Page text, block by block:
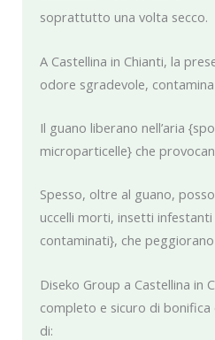
soprattutto una volta secco.
A Castellina in Chianti, la
odore sgradevole,
Il guano liberano nell’aria
microparticelle} che
Spesso, oltre al guano,
uccelli morti, insetti
contaminati}, che
Diseko Group a Castellina in
completo e sicuro di
di: